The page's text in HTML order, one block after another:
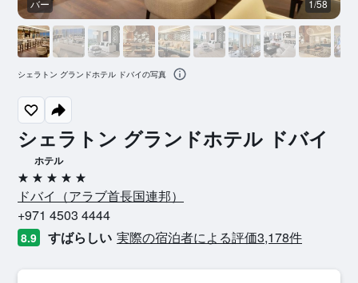
シェラトン グランドホテル ドバイ
ホテル
5つ星
ドバイ​（アラブ首長国連邦​）​
+971 4503 4444
8.9 すばらしい 実際の宿泊者による評価3,178​件
バー 1/58
シェラトン グランドホテル ドバイの写真